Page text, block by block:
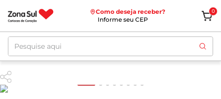
Como deseja receber?
Informe seu CEP
0
Pesquise aqui